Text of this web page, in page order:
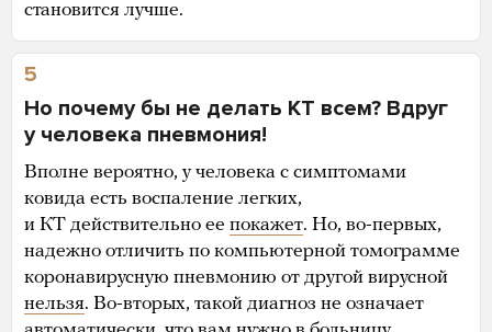
становится лучше.
5
Но почему бы не делать КТ всем? Вдруг
у человека пневмония!
Вполне вероятно, у человека с симптомами
ковида есть воспаление легких,
и КТ действительно ее покажет. Но, во-первых,
надежно отличить по компьютерной томограмме
коронавирусную пневмонию от другой вирусной
нельзя. Во-вторых, такой диагноз не означает